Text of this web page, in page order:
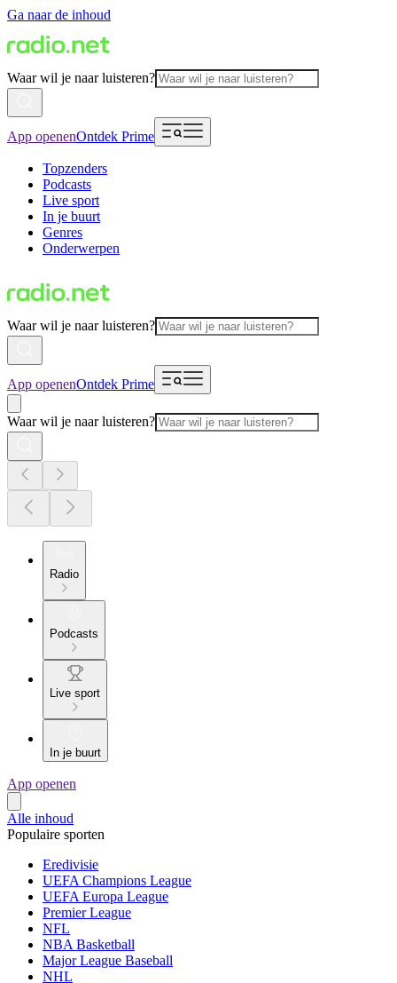
Ga naar de inhoud
Waar wil je naar luisteren?
App openenOntdek Prime
Topzenders
Podcasts
Live sport
In je buurt
Genres
Onderwerpen
Waar wil je naar luisteren?
App openenOntdek Prime
Waar wil je naar luisteren?
Radio
Podcasts
Live sport
In je buurt
App openen
Alle inhoud
Populaire sporten
Eredivisie
UEFA Champions League
UEFA Europa League
Premier League
NFL
NBA Basketball
Major League Baseball
NHL